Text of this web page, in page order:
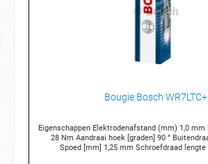
Bougie Bosch WR7LTC+
Eigenschappen Elektrodenafstand (mm) 1,0 mm Draaimoment [Nm]
28 Nm Aandraai hoek [graden] 90 ° Buitendraad [mm] 14 mm
Spoed [mm] 1,25 mm Schroefdraad lengte [mm] 19 mm